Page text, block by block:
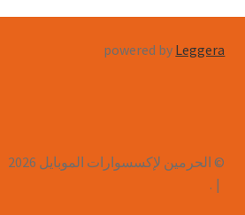
powered by Leggera
© الحرمين لإكسسوارات الموبايل 2026
.